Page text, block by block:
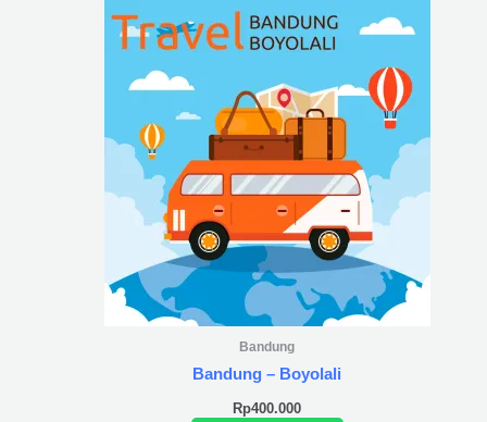
Bandung
Bandung – Boyolali
Rp400.000